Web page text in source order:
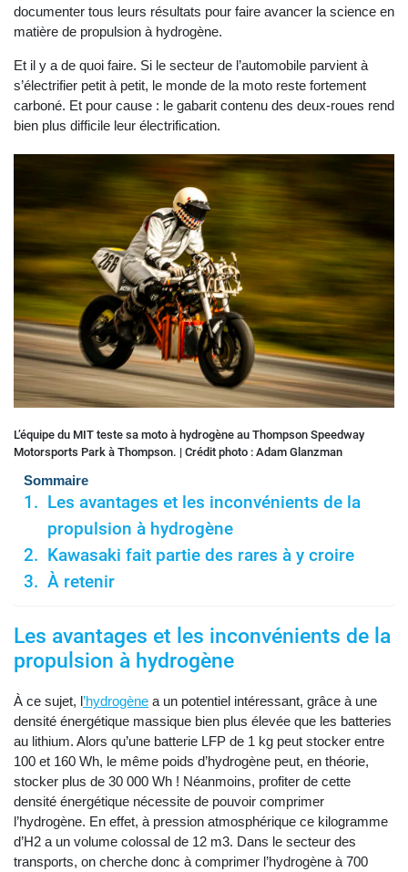
documenter tous leurs résultats pour faire avancer la science en
matière de propulsion à hydrogène.
Et il y a de quoi faire. Si le secteur de l’automobile parvient à
s’électrifier petit à petit, le monde de la moto reste fortement
carboné. Et pour cause : le gabarit contenu des deux-roues rend
bien plus difficile leur électrification.
L’équipe du MIT teste sa moto à hydrogène au Thompson Speedway
Motorsports Park à Thompson. | Crédit photo : Adam Glanzman
Sommaire
Les avantages et les inconvénients de la
propulsion à hydrogène
Kawasaki fait partie des rares à y croire
À retenir
Les avantages et les inconvénients de la
propulsion à hydrogène
À ce sujet, l’hydrogène a un potentiel intéressant, grâce à une
densité énergétique massique bien plus élevée que les batteries
au lithium. Alors qu’une batterie LFP de 1 kg peut stocker entre
100 et 160 Wh, le même poids d’hydrogène peut, en théorie,
stocker plus de 30 000 Wh ! Néanmoins, profiter de cette
densité énergétique nécessite de pouvoir comprimer
l’hydrogène. En effet, à pression atmosphérique ce kilogramme
d’H2 a un volume colossal de 12 m3. Dans le secteur des
transports, on cherche donc à comprimer l’hydrogène à 700